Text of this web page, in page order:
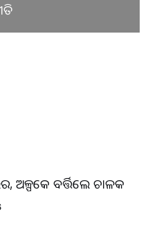
ଅଳ୍ପକେ ବର୍ତ୍ତିଲେ ଚାଳକ